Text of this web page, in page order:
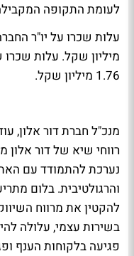
לעומת התקופה
מיליון שקל. עלות
1.76 מיליון שקל.
מנכ"ל חברת דור אלון,
נערכת להתמודד עם
והרגולטיבית. בלום
בשירות עצמי, עלולה
פגיעה בלקוחות הענף